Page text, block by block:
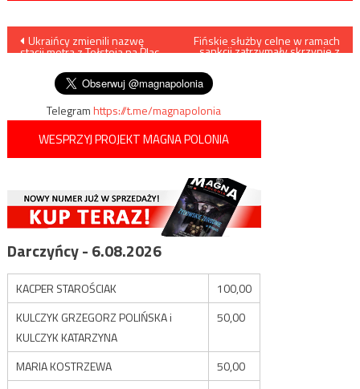
Nawigacja
wpisu
Ukraińcy zmienili nazwę
stacji metra z Tołstoja na Plac
Fińskie służby celne w ramach
sankcji zatrzymały skrzynie z
Telegramhttps://t.me/magnapolonia
WESPRZYJ PROJEKT MAGNA POLONIA
Darczyńcy - 6.08.2026
KACPER STAROŚCIAK
100,00
KULCZYK GRZEGORZ POLIŃSKA i
KULCZYK KATARZYNA
50,00
MARIA KOSTRZEWA
50,00